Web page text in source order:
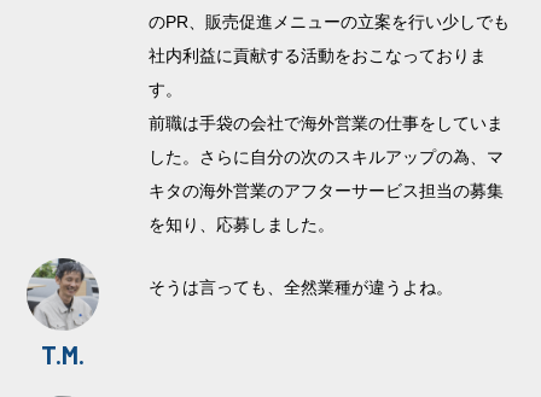
のPR、販売促進メニューの立案を行い少しでも
社内利益に貢献する活動をおこなっておりま
す。
前職は手袋の会社で海外営業の仕事をしていま
した。さらに自分の次のスキルアップの為、マ
キタの海外営業のアフターサービス担当の募集
を知り、応募しました。
T.M.
そうは言っても、全然業種が違うよね。